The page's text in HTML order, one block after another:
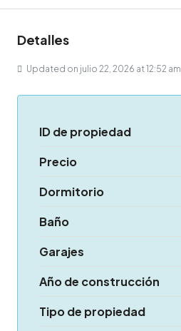
Detalles
Updated on julio 22, 2026 at 12:52 am
ID de propiedad
Precio
Dormitorio
Baño
Garajes
Año de construcción
Tipo de propiedad